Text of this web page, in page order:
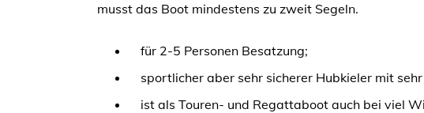
musst das Boot mindestens zu zweit Segeln.
für 2-5 Personen Besatzung;
sportlicher aber sehr sicherer Hubkieler mit
ist als Touren- und Regattaboot auch bei viel